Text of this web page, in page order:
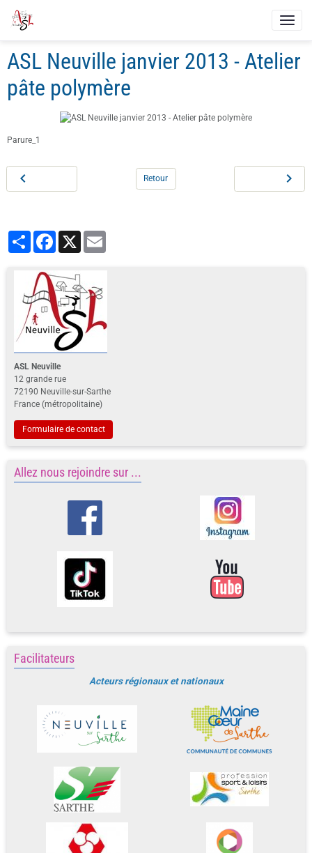
ASL Neuville janvier 2013 - Atelier
pâte polymère
Parure_1
Retour
PartagerFacebook
X
ASL Neuville
12 grande rue
72190 Neuville-sur-Sarthe
France (métropolitaine)
Formulaire de contact
Allez nous rejoindre sur ...
Facilitateurs
Acteurs régionaux et nationaux